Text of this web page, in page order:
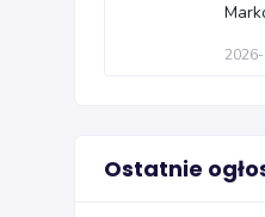
Ostatnie